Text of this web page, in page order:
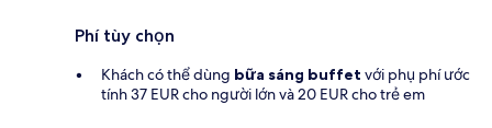
Phí tùy chọn
Khách có thể dùng bữa sáng buffet với phụ phí ước
tính 37 EUR cho người lớn và 20 EUR cho trẻ em